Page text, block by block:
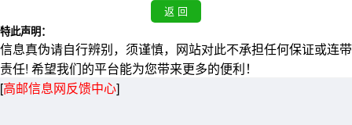
特此声明：
信息真伪请自行辨别，须谨慎，网站对此不承担任何保证或连带
责任! 希望我们的平台能为您带来更多的便利！
[高邮信息网反馈中心]